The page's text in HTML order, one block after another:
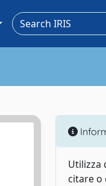
Utilizza
citare o